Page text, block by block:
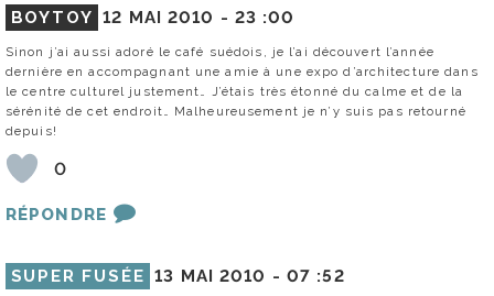
BOYTOY 12 MAI 2010 - 23 :00
Sinon j’ai aussi adoré le café suédois, je l’ai découvert l’année
dernière en accompagnant une amie à une expo d’architecture dans
le centre culturel justement… J’étais très étonné du calme et de la
sérénité de cet endroit… Malheureusement je n’y suis pas retourné
depuis!
0
RÉPONDRE
SUPER FUSÉE 13 MAI 2010 - 07 :52